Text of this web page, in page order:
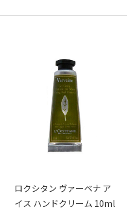
ロクシタン ヴァーベナ ア
イス ハンドクリーム 10ml